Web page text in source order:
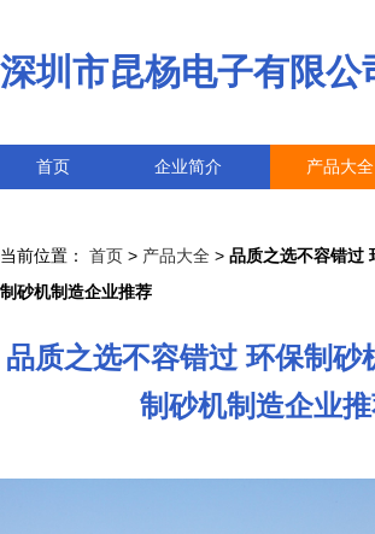
深圳市昆杨电子有限公
首页 企业简介 产品大全
当前位置： 首页 > 产品大全 > 品质之选不容错过
制砂机制造企业推荐
品质之选不容错过 环保制砂
制砂机制造企业